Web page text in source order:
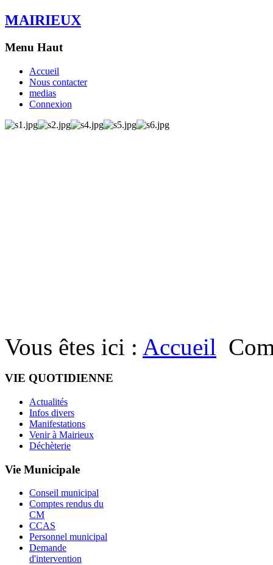
MAIRIEUX
Menu Haut
Accueil
Nous contacter
medias
Connexion
Vous êtes ici : Accueil
VIE QUOTIDIENNE
Actualités
Infos divers
Manifestations
Venir à Mairieux
Déchèterie
Vie Municipale
Conseil municipal
Comptes rendus du
CM
CCAS
Personnel municipal
Demande
d'intervention